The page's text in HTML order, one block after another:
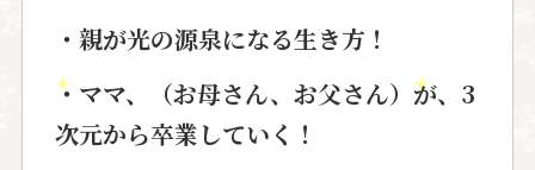
・親が光の源泉になる生き方！
・ママ、（お母さん、お父さん）が、3
次元から卒業していく！